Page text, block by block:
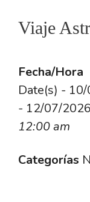
Viaje
Fecha/Hora
Date(s) -
- 12/07/2026
12:00 am
Categorías